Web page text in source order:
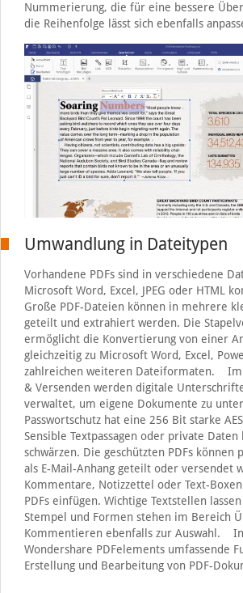
Nummerierung, die für eine bessere
die Reihenfolge lässt sich ebenfalls
Umwandlung in Dateitypen
Vorhandene PDFs sind in verschiedene
Microsoft Word, Excel, JPEG oder HTML
Große PDF-Dateien können in mehrere
geteilt und extrahiert werden. Die
ermöglicht die Konvertierung von einer
gleichzeitig zu Microsoft Word, Excel,
zahlreichen weiteren Dateiformaten. Im
& Versenden werden digitale
verwaltet, um eigene Dokumente zu
Passwortschutz hat eine 256 Bit starke
Sensible Textpassagen oder private Daten
schwärzen. Die geschützten PDFs können
als E-Mail-Anhang geteilt oder versendet
Kommentare, Notizzettel oder Text-Boxen
PDFs einfügen. Wichtige Textstellen
Stempel und Formen stehen im Bereich
Kommentieren ebenfalls zur Auswahl.
Wondershare PDFelements umfassende
Erstellung und Bearbeitung von PDF-